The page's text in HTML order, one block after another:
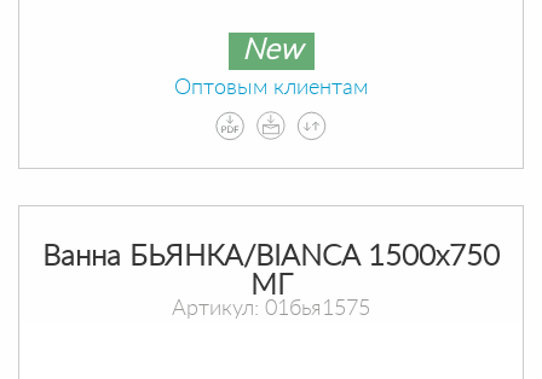
New
Оптовым клиентам
Ванна БЬЯНКА/BIANCA 1500х750
МГ
Артикул: 01бья1575